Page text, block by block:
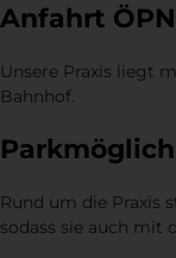
Anfahrt
Unsere Praxis liegt
Bahnhof.
Rund um die Praxis
sodass sie auch mit